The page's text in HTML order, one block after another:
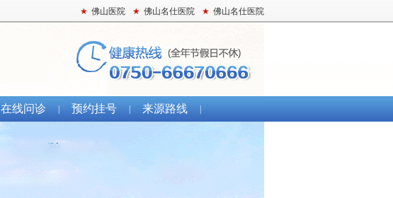
★ 佛山医院 ★ 佛山名仕医院 ★ 佛山名仕医院
在线问诊 预约挂号 来源路线